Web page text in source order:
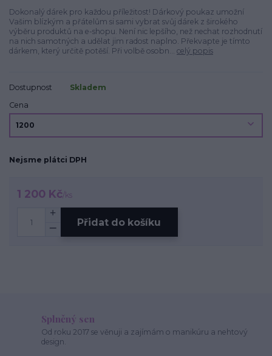
Dokonalý dárek pro každou příležitost! Dárkový poukaz umožní
Vašim blízkým a přátelům si sami vybrat svůj dárek z širokého
výběru produktů na e-shopu. Není nic lepšího, než nechat rozhodnutí
na nich samotných a udělat jim radost naplno. Překvapte je tímto
dárkem, který určitě potěší. Při volbě osobn... celý popis
Dostupnost
Skladem
Cena
Nejsme plátci DPH
1 200 Kč/ks
Přidat do košíku
Splněný sen
Od roku 2017 se věnuji a zajímám o manikúru a nehtový
design.